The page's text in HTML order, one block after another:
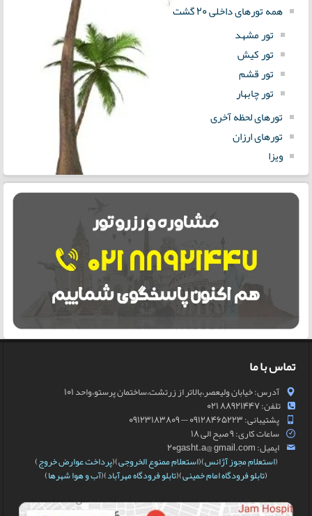
همه تورهای داخلی 20 گشت
تور مشهد
تور کیش
تور قشم
تور چابهار
تورهای لحظه آخری
تورهای ارزان
ویزا
تماس با ما
آدرس: خیابان ولیعصر،بالاتر از زرتشت،ساختمان پرستو،واحد 101
تلفن: 88921447 021
پشتیبانی: 09128465223 — 09123183809
ساعات کاری: 9 صبح الی 18
ایمیل: 20gasht.a@ gmail.com
(استعلام مجوز آژانس)(استعلام ممنوع الخروجی)(پرداخت عوارض خروج)
(تابلو فرودگاه امام خمینی)(تابلو فرودگاه مهرآباد)(آب و هوا شهرها)